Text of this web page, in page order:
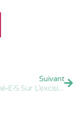
Suivant
« Informé•e•s Sur L’excision : La Campagne Pour Prévenir Et Protéger Les Adolescent•e•s » – 3 Mars 2017